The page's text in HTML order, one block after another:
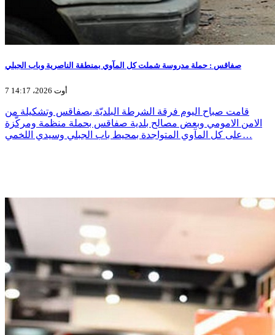
صفاقس : حملة مدروسة شملت كل المآوي بمنطقة الناصرية وباب الجبلي
7 أوت 2026، 14:17
قامت صباح اليوم فرقة الشرطة البلديّة بصفاقس وتشكيلة من
الامن الامومي وبعض مصالح بلدية صفاقس بحملة منظمة ومركّزة
على كل المآوي المتواجدة بمحيط باب الجبلي وسيدي اللخمي…